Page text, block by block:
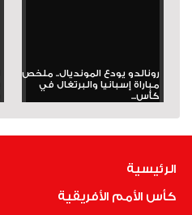
رونالدو يودع المونديال.. ملخص
مباراة إسبانيا والبرتغال في
كأس...
الرئيسية
كأس الأمم الأفريقية